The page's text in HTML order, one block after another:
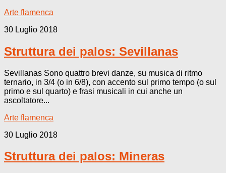
Arte flamenca
30 Luglio 2018
Struttura dei palos: Sevillanas
Sevillanas Sono quattro brevi danze, su musica di ritmo
ternario, in 3/4 (o in 6/8), con accento sul primo tempo (o sul
primo e sul quarto) e frasi musicali in cui anche un
ascoltatore...
Arte flamenca
30 Luglio 2018
Struttura dei palos: Mineras